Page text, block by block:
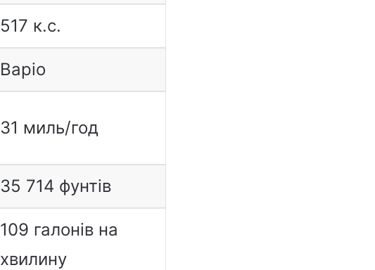
517 к.с.
Варіо
31 миль/год
35 714 фунтів
109 галонів на
хвилину